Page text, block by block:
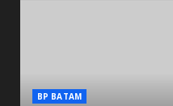
BP BATAM